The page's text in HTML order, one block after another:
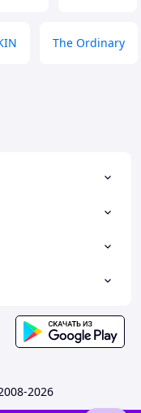
The Ordinary
2026